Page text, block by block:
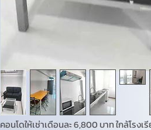
คอนโดให้เช่าเดือนละ 6,800 บาท ใกล้โรงเ